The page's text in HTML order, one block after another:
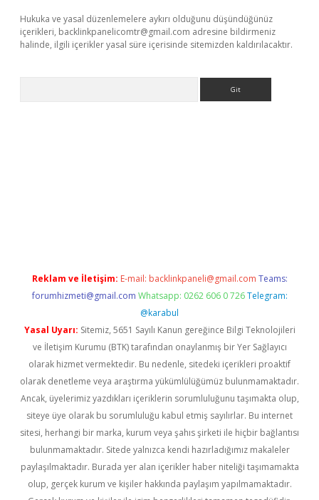
Hukuka ve yasal düzenlemelere aykırı olduğunu düşündüğünüz
içerikleri, backlinkpanelicomtr@gmail.com adresine bildirmeniz
halinde, ilgili içerikler yasal süre içerisinde sitemizden kaldırılacaktır.
Reklam ve İletişim: E-mail: backlinkpaneli@gmail.com Teams:
forumhizmeti@gmail.com Whatsapp: 0262 606 0 726 Telegram:
@karabul
Yasal Uyarı: Sitemiz, 5651 Sayılı Kanun gereğince Bilgi Teknolojileri
ve İletişim Kurumu (BTK) tarafından onaylanmış bir Yer Sağlayıcı
olarak hizmet vermektedir. Bu nedenle, sitedeki içerikleri proaktif
olarak denetleme veya araştırma yükümlülüğümüz bulunmamaktadır.
Ancak, üyelerimiz yazdıkları içeriklerin sorumluluğunu taşımakta olup,
siteye üye olarak bu sorumluluğu kabul etmiş sayılırlar. Bu internet
sitesi, herhangi bir marka, kurum veya şahıs şirketi ile hiçbir bağlantısı
bulunmamaktadır. Sitede yalnızca kendi hazırladığımız makaleler
paylaşılmaktadır. Burada yer alan içerikler haber niteliği taşımamakta
olup, gerçek kurum ve kişiler hakkında paylaşım yapılmamaktadır.